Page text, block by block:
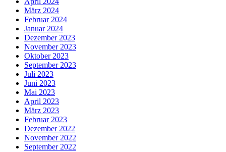
März 2024
Februar 2024
Januar 2024
Dezember 2023
November 2023
Oktober 2023
September 2023
Juli 2023
Juni 2023
Mai 2023
April 2023
März 2023
Februar 2023
Dezember 2022
November 2022
September 2022